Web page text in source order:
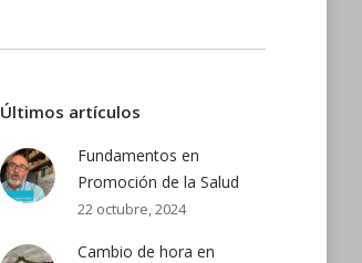
Últimos artículos
Fundamentos en
Promoción de la Salud
22 octubre, 2024
Cambio de hora en